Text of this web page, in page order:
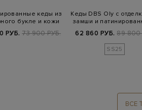
кеды из
букле и кожи
РУБ. 73 900 РУБ.
Кеды DBS Oly с
замши и
62 860 РУБ. 89 800
SS25
ВСЕ